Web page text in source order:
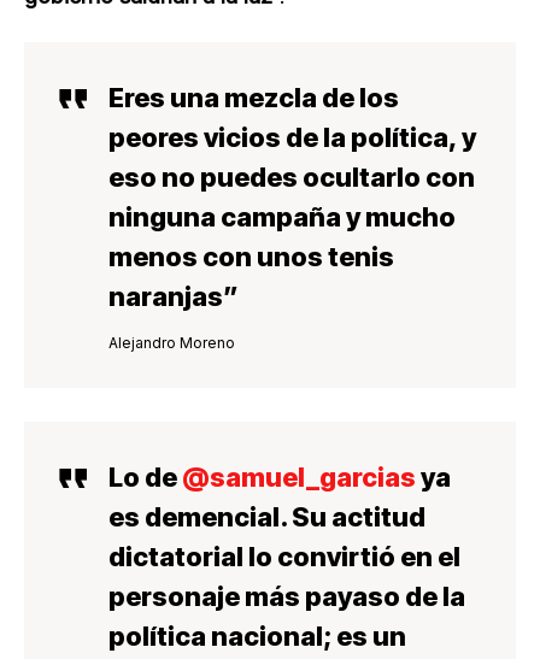
Eres una mezcla de los
peores vicios de la política, y
eso no puedes ocultarlo con
ninguna campaña y mucho
menos con unos tenis
naranjas”
Alejandro Moreno
Lo de@samuel_garciasya
es demencial. Su actitud
dictatorial lo convirtió en el
personaje más payaso de la
política nacional; es un